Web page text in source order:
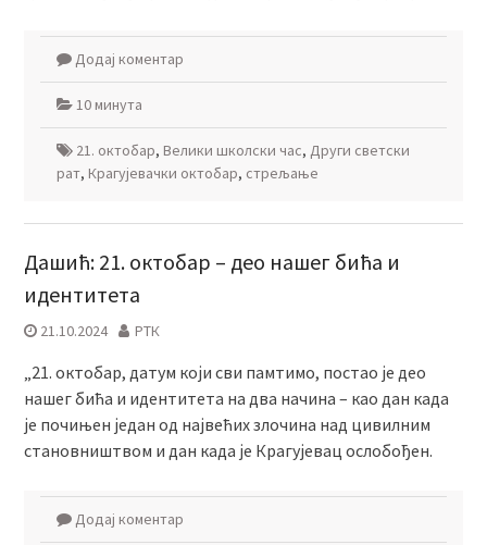
Додај коментар
10 минута
21. октобар, Велики школски час, Други светски
рат, Крагујевачки октобар, стрељање
Дашић: 21. октобар – део нашег бића и
идентитета
21.10.2024 РТК
„21. октобар, датум који сви памтимо, постао је део
нашег бића и идентитета на два начина – као дан када
је почињен један од највећих злочина над цивилним
становништвом и дан када је Крагујевац ослобођен.
Додај коментар